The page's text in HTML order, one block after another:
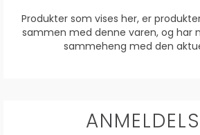
Produkter som vises her, er
sammen med denne varen, og har
sammeheng med den